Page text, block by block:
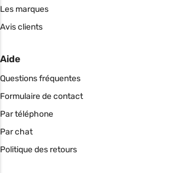
Les marques
Avis clients
Aide
Questions fréquentes
Formulaire de contact
Par téléphone
Par chat
Politique des retours